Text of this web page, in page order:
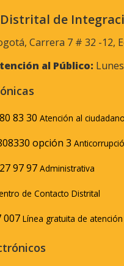
de
Carrera 7 # 32 -12,
al Público:
83 30 Atención al
opción 3
97 97 Administrativa
de Contacto Distrital
007 Línea gratuita de